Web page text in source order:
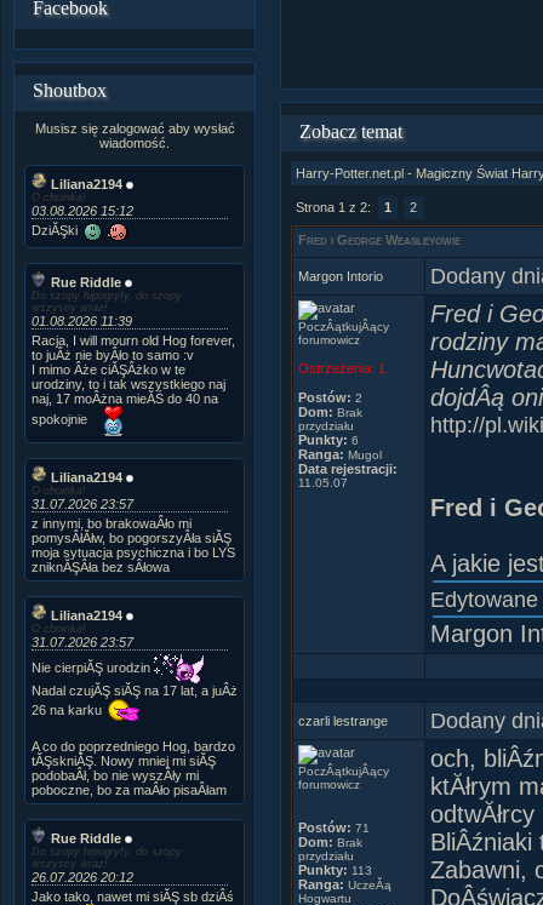
Facebook
Shoutbox
Musisz się zalogować aby wysłać
wiadomość.
Liliana2194
O choinka!
03.08.2026 15:12
DziĂŞki
Rue Riddle
Do szopy hipogryfy, do szopy
wszyscy wraz!
01.08.2026 11:39
Racja, I will mourn old Hog forever,
to juÂż nie byÂło to samo :v
I mimo Âże ciĂŞÂżko w te
urodziny, to i tak wszystkiego naj
naj, 17 moÂżna mieĂŚ do 40 na
spokojnie
Liliana2194
O choinka!
31.07.2026 23:57
z innymi, bo brakowaÂło mi
pomysÂłĂłw, bo pogorszyÂła siĂŞ
moja sytuacja psychiczna i bo LYS
zniknĂŞÂła bez sÂłowa
Liliana2194
O choinka!
31.07.2026 23:57
Nie cierpiĂŞ urodzin
Nadal czujĂŞ siĂŞ na 17 lat, a juÂż
26 na karku
A co do poprzedniego Hog, bardzo
tĂŞskniĂŞ. Nowy mniej mi siĂŞ
podobaÂł, bo nie wyszÂły mi
poboczne, bo za maÂło pisaÂłam
Rue Riddle
Do szopy hipogryfy, do szopy
wszyscy wraz!
26.07.2026 20:12
Jako tako, nawet mi siĂŞ sb dziÂś
Zobacz temat
Harry-Potter.net.pl - Magiczny Świat
Strona 1 z 2: 1 2
Fred i George Weasleyowie
Margon Intorio Dodany
PoczÂątkujÂący
forumowicz
Ostrzeżenia: 1
Postów: 2
Dom: Brak
przydziału
Punkty: 6
Ranga: Mugol
Data rejestracji:
11.05.07
Fred i
rodziny
dojdÂą
http://
Fred i
A jakie
Margon
czarli lestrange Dodany
PoczÂątkujÂący
forumowicz
Postów: 71
Dom: Brak
przydziału
Punkty: 113
Ranga: UczeĂą
Hogwartu
och,
ktĂłrym
BliÂźniaki
Zabawni,